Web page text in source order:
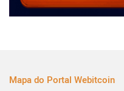
Mapa do Portal Webitcoin